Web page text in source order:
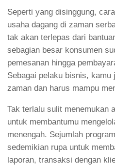
Seperti yang disinggung,
usaha dagang di zaman
tak akan terlepas dari
sebagian besar konsumen
pemesanan hingga
Sebagai pelaku bisnis, kamu
zaman dan harus mampu
Tak terlalu sulit menemukan
untuk membantumu
menengah. Sejumlah
sedemikian rupa untuk
laporan, transaksi dengan